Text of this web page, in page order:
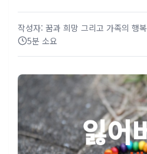
작성자: 꿈과 희망 그리고 가족의 행복
5분 소요